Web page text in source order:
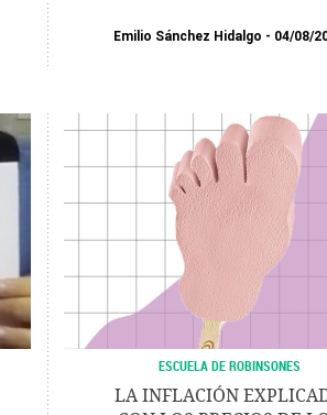
Emilio Sánchez Hidalgo 04/08/
ESCUELA DE ROBINSONES
LA INFLACIÓN